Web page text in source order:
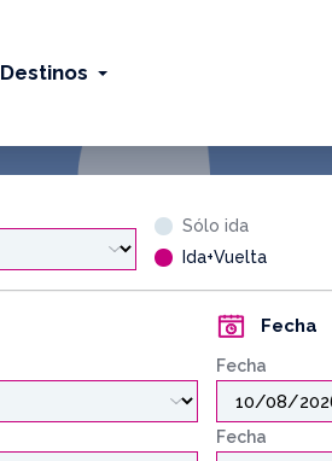
Destinos
Sólo ida
Ida+Vuelta
Fecha
Fecha
Fecha